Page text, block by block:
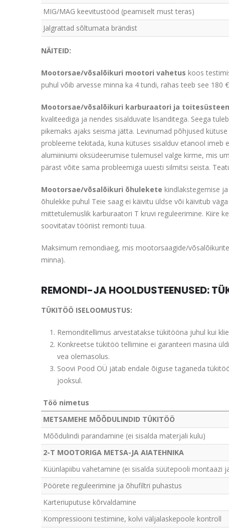
MIG/MAG keevitustööd (peamiselt must teras)
Jalgrattad sõltumata brändist
NÄITEID:
Mootorsae/võsalõikuri mootori vahetus koos
puhul võib arvesse minna ka 4 tundi, rahas teeb see 180
Mootorsae/võsalõikuri karburaatori ja
kvaliteediga ja nendes sisalduvate lisanditega. Seega
pikemaks ajaks seisma jätta. Levinumad põhjused
probleeme tekitada, kuna kütuses sisalduv etanool imeb
alumiiniumi oksüdeerumise tulemusel valge kirme, mis
pärast võite sama probleemiga uuesti silmitsi seista.
Mootorsae/võsalõikuri õhulekete kindlakstegemise
õhulekke puhul Teie saag ei käivitu üldse või käivitub
mittetulemuslik karburaatori T kruvi reguleerimine. Kiire
soovitatav tööriist remonti tuua.
Maksimum remondiaeg, mis mootorsaagide/
minna).
REMONDI-JA HOOLDUSTEENUSED:
TÜKITÖÖ ISELOOMUSTUS:
Remonditellimus arvestatakse tükitööna juhul kui
Konkreetse tükitöö tellimine ei garanteeri masina
vea olemasolus.
Soovi Pood OÜ jätab endale õiguse taganeda
jooksul.
Töö nimetus
METSAMEHE MÕÕDULINDID TÜKITÖÖ
Mõõdulindi parandamine (ei sisalda materjali kulu)
2-T MOOTORIGA METSA-JA AIATEHNIKA
Küünlapiibu vahetamine (ei sisalda süütepooli montaazi
Pöörete reguleerimine ja õhufiltri puhastus
Karteriuputuse kõrvaldamine
Kompressiooni testimine, kolvi väljalaskepoole kontroll